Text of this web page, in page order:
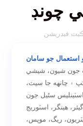
چونڊ
فيڊريشن
استعمال جو سامان
جون شيون، شيشي
۽ چانهه جا سيٽ،
سٹیل جون
هينگر، اسٽوريج
ريگ، موپس،